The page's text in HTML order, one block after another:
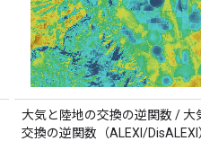
大気と陸地の交換の逆関数 / 大
交換の逆関数（ALEXI/DisALEXI